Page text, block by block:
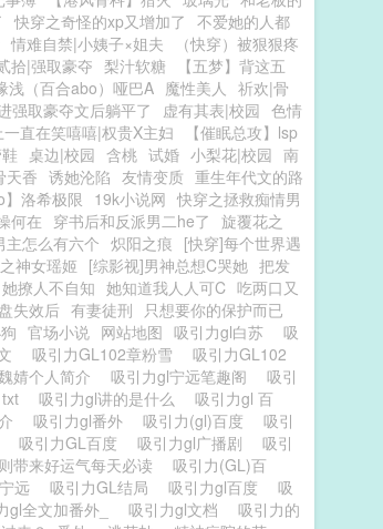
快穿之奇怪的xp又增加了 不爱她的人都
情难自禁|小姨子×姐夫
（快穿）被狠狠疼
拾|强取豪夺 梨汁软糖
【五梦】背这五
浅（百合abo）哑巴A 魔性美人 祈欢|骨
强取豪夺文后躺平了 虚有其表|校园 色情
直在笑嘻嘻|权贵X主妇
【催眠总攻】lsp
桌边|校园 含桃 试婚 小梨花|校园 南
天香 诱她沦陷 友情变质 重生年代文的路
】洛希极限 19k小说网 快穿之拯救痴情男
何在 穿书后和反派男二he了 旋覆花之
主怎么有六个 炽阳之痕 [快穿]每个世界遇
神女瑶姬 [综影视]男神总想C哭她 把发
她撩人不自知 她知道我人人可C 吃两口又
失效后 有妻徒刑
只想要你的保护而已
官场小说 网站地图 吸引力gl白苏
吸
吸引力GL102章粉雪
吸引力GL102
婧个人简介 吸引力gl宁远笔趣阁
吸引
吸引力gl讲的是什么
吸引力gl 百
吸引力gl番外 吸引力(gl)百度
吸引
吸引力GL百度 吸引力gl广播剧
吸引
带来好运气每天必读
吸引力(GL)百
远 吸引力GL结局 吸引力gl百度
吸
gl全文加番外_ 吸引力gl文档
吸引力的